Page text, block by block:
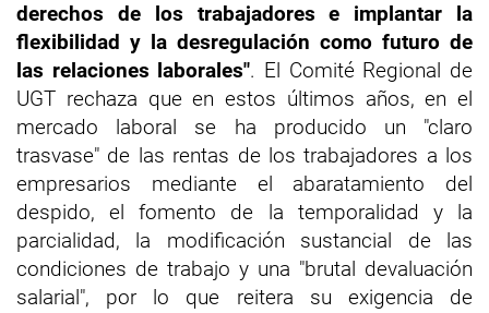
derechos de los trabajadores e implantar la
flexibilidad y la desregulación como futuro de
las relaciones laborales". El Comité Regional de
UGT rechaza que en estos últimos años, en el
mercado laboral se ha producido un "claro
trasvase" de las rentas de los trabajadores a los
empresarios mediante el abaratamiento del
despido, el fomento de la temporalidad y la
parcialidad, la modificación sustancial de las
condiciones de trabajo y una "brutal devaluación
salarial", por lo que reitera su exigencia de